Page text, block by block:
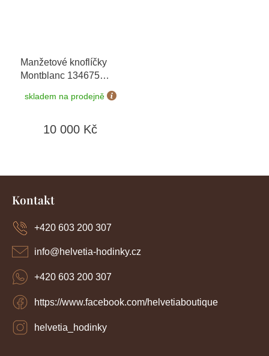
Manžetové knoflíčky
Montblanc 134675
Pierre-Auguste Renoir
+ možnost výměny do
poukaz v hodnotě
skladem na prodejně
10 000 Kč
Z
Kontakt
info@helvetia-hodinky.cz
+420 603 200 307
https://www.facebook.com/helvetiaboutique
helvetia_hodinky
+420 603 200 307